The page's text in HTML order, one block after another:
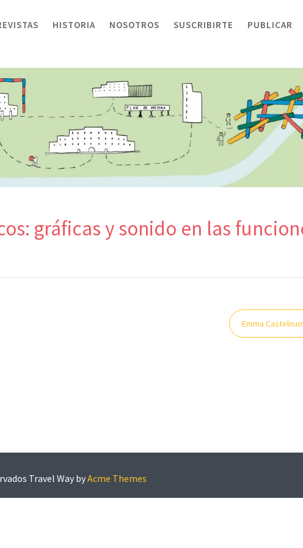
HISTORIA NOSOTROS SUSCRIBIRTE PUBLICAR
gráficas y sonido en las
Emma
Travel Way byAcme Themes